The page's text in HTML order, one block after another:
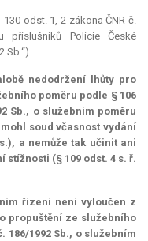
odst. 1, 2 zákona ČNR č.
příslušníků Policie České
Sb.“)
nedodržení lhůty pro
poměru podle § 106
Sb., o služebním poměru
soud včasnost vydání
a nemůže tak učinit ani
(§ 109 odst. 4 s. ř.
řízení není vyloučen z
propuštění ze služebního
186/1992 Sb., o služebním